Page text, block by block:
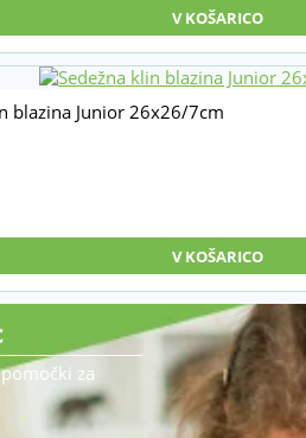
V KOŠARICO
blazina Junior 26x26/7cm
V KOŠARICO
za